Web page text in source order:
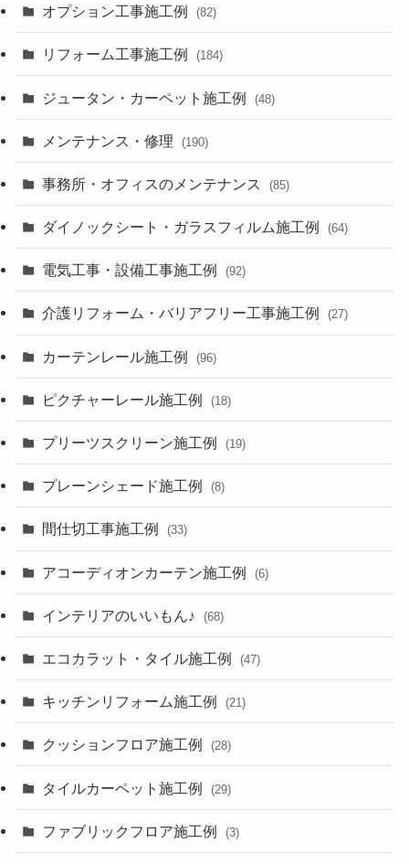
オプション工事施工例 (82)
リフォーム工事施工例 (184)
ジュータン・カーペット施工例 (48)
メンテナンス・修理 (190)
事務所・オフィスのメンテナンス (85)
ダイノックシート・ガラスフィルム施工例 (64)
電気工事・設備工事施工例 (92)
介護リフォーム・バリアフリー工事施工例 (27)
カーテンレール施工例 (96)
ピクチャーレール施工例 (18)
プリーツスクリーン施工例 (19)
プレーンシェード施工例 (8)
間仕切工事施工例 (33)
アコーディオンカーテン施工例 (6)
インテリアのいいもん♪ (68)
エコカラット・タイル施工例 (47)
キッチンリフォーム施工例 (21)
クッションフロア施工例 (28)
タイルカーペット施工例 (29)
ファブリックフロア施工例 (3)